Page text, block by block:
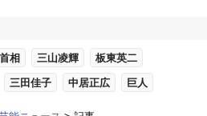
相 三山凌輝 板東英二
三田佳子 中居正広 巨人